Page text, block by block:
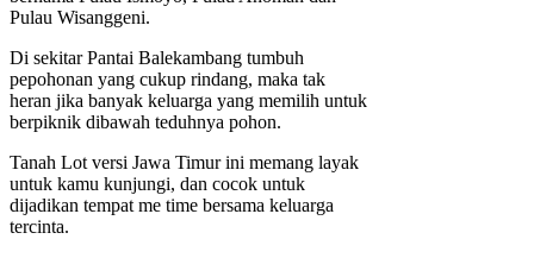
Pulau Wisanggeni.
Di sekitar Pantai Balekambang tumbuh
pepohonan yang cukup rindang, maka tak
heran jika banyak keluarga yang memilih untuk
berpiknik dibawah teduhnya pohon.
Tanah Lot versi Jawa Timur ini memang layak
untuk kamu kunjungi, dan cocok untuk
dijadikan tempat me time bersama keluarga
tercinta.